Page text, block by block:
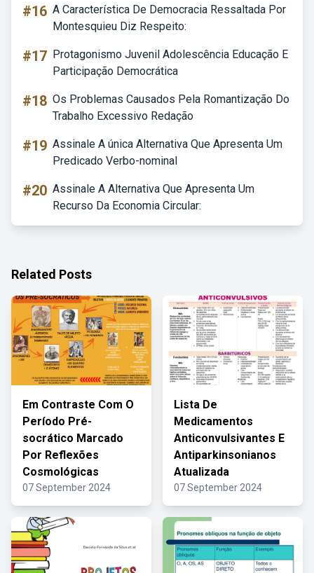
#16 A Característica De Democracia Ressaltada Por
Montesquieu Diz Respeito:
#17 Protagonismo Juvenil Adolescência Educação E
Participação Democrática
#18 Os Problemas Causados Pela Romantização Do
Trabalho Excessivo Redação
#19 Assinale A única Alternativa Que Apresenta Um
Predicado Verbo-nominal
#20 Assinale A Alternativa Que Apresenta Um
Recurso Da Economia Circular:
Related Posts
Em Contraste Com O
Período Pré-
socrático Marcado
Por Reflexões
Cosmológicas
07 September 2024
Lista De
Medicamentos
Anticonvulsivantes E
Antiparkinsonianos
Atualizada
07 September 2024